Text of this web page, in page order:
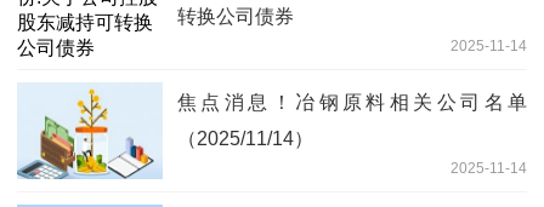
转换公司债券
2025-11-14
焦点消息！冶钢原料相关公司名单
（2025/11/14）
2025-11-14